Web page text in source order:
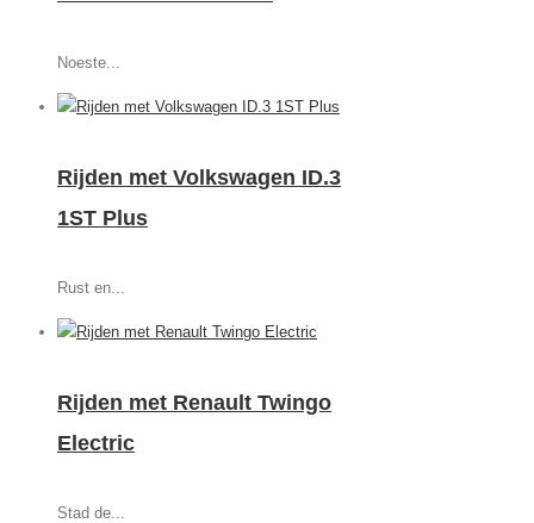
Noeste...
Rijden met Volkswagen ID.3
1ST Plus
Rust en...
Rijden met Renault Twingo
Electric
Stad de...